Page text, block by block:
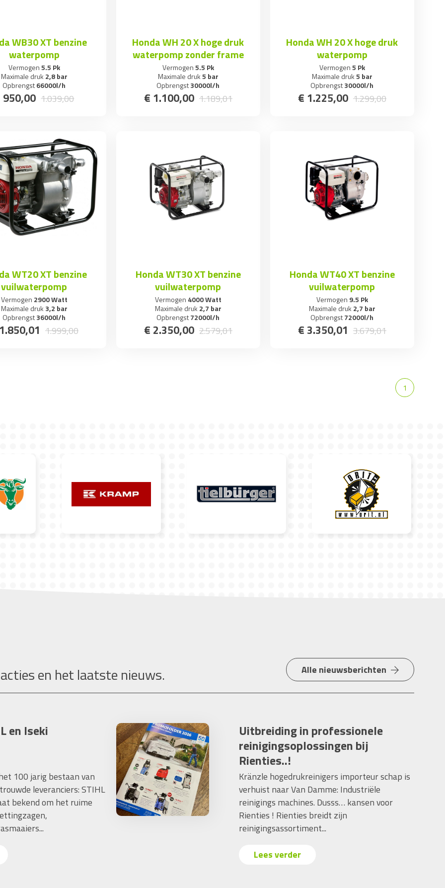
WB30 XT benzine
waterpomp
Vermogen5.5 Pk
Maximale druk 2,8 bar
Opbrengst66000l/h
950,00 1.039,00
Honda WH 20 X hoge druk
waterpomp zonder frame
Vermogen5.5 Pk
Maximale druk5 bar
Opbrengst30000l/h
€ 1.100,00 1.189,01
Honda WH 20 X hoge druk
waterpomp
Vermogen5 Pk
Maximale druk5 bar
Opbrengst30000l/h
€ 1.225,00 1.299,00
WT20 XT benzine
vuilwaterpomp
Vermogen 2900 Watt
Maximale druk 3,2 bar
Opbrengst36000l/h
,01 1.999,00
Honda WT30 XT benzine
vuilwaterpomp
Vermogen 4000 Watt
Maximale druk 2,7 bar
Opbrengst72000l/h
€ 2.350,00 2.579,01
Honda WT40 XT benzine
vuilwaterpomp
Vermogen 9.5 Pk
Maximale druk 2,7 bar
Opbrengst72000l/h
€ 3.350,01 3.679,01
1
en het laatste nieuws. Alle nieuwsberichten
en Iseki
100 jarig bestaan van
leveranciers: STIHL
bekend om het ruime
Uitbreiding in professionele
reinigingsoplossingen bij
Rienties..!
Kränzle hogedrukreinigers importeur schap is
verhuist naar Van Damme: Industriële
reinigings machines. Dusss… kansen voor
Rienties ! Rienties breidt zijn
reinigingsassortiment...
Lees verder